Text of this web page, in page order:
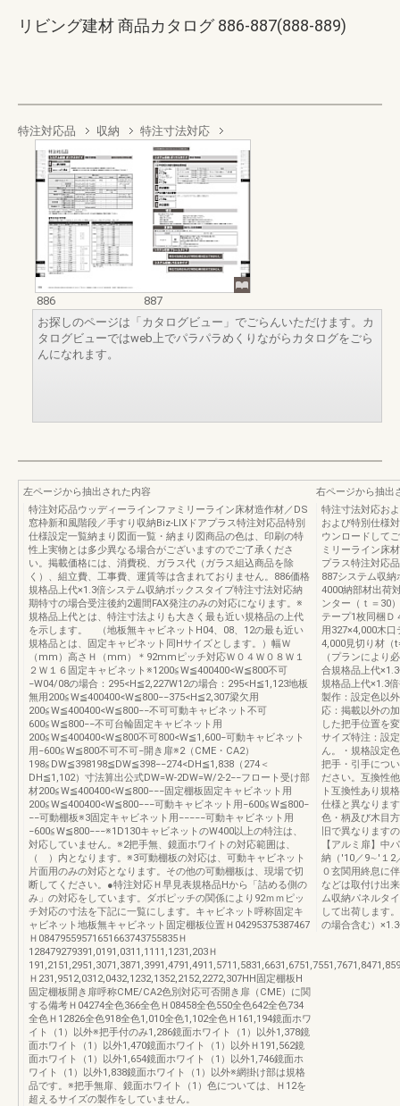
リビング建材 商品カタログ 886-887(888-889)
特注対応品 収納 特注寸法対応
886
887
お探しのページは「カタログビュー」でごらんいただけます。カ
タログビューではweb上でパラパラめくりながらカタログをごら
んになれます。
左ページから抽出された内容
特注対応品ウッディーラインファミリーライン床材造作材／DS
窓枠新和風階段／手すり収納Biz-LIXドアプラス特注対応品特別
仕様設定一覧納まり図面一覧・納まり図商品の色は、印刷の特
性上実物とは多少異なる場合がございますのでご了承くださ
い。掲載価格には、消費税、ガラス代（ガラス組込商品を除
く）、組立費、工事費、運賃等は含まれておりません。886価格
規格品上代×1.3倍システム収納ボックスタイプ特注寸法対応納
期特寸の場合受注後約2週間FAX発注のみの対応になります。※
規格品上代とは、特注寸法よりも大きく最も近い規格品の上代
を示します。 （地板無キャビネットH04、08、12の最も近い
規格品とは、固定キャビネット同Hサイズとします。）幅Ｗ
（mm）高さＨ（mm）＊92mmピッチ対応Ｗ０４Ｗ０８Ｗ１
２Ｗ１６固定キャビネット※1200≦W≦400400<W≦800不可
−W04/08の場合：295<H≦2,227W12の場合：295<H≦1,123地板
無用200≦W≦400400<W≦800−−375<H≦2,307梁欠用
200≦W≦400400<W≦800−−不可可動キャビネット不可
600≦W≦800−−不可台輪固定キャビネット用
200≦W≦400400<W≦800不可800<W≦1,600−可動キャビネット
用−600≦W≦800不可不可−開き扉※2（CME・CA2）
198≦DW≦398198≦DW≦398−−274<DH≦1,838（274＜
DH≦1,102）寸法算出公式DW=W-2DW=W/2-2−−フロート受け部
材200≦W≦400400<W≦800−−−固定棚板固定キャビネット用
200≦W≦400400<W≦800−−−可動キャビネット用−600≦W≦800−
−−可動棚板※3固定キャビネット用−−−−−可動キャビネット用
−600≦W≦800−−−※1D130キャビネットのW400以上の特注は、
対応していません。※2把手無、鏡面ホワイトの対応範囲は、
（ ）内となります。※3可動棚板の対応は、可動キャビネット
片面用のみの対応となります。その他の可動棚板は、現場で切
断してください。●特注対応Ｈ早見表規格品Hから「詰める側の
み」の対応をしています。ダボピッチの関係により92ｍｍピッ
チ対応の寸法を下記に一覧にします。キャビネット呼称固定キ
ャビネット地板無キャビネット固定棚板位置Ｈ04295375387467
Ｈ08479559571651663743755835Ｈ
128479279391,0191,0311,1111,1231,203Ｈ
Ｈ231,9512,0312,0432,1232,1352,2152,2272,307HH固定棚板H
固定棚板開き扉呼称CME/CA2色別対応可否開き扉（CME）に関
する備考Ｈ04274全色366全色Ｈ08458全色550全色642全色734
全色Ｈ12826全色918全色1,010全色1,102全色Ｈ161,194鏡面ホワ
イト（1）以外※把手付のみ1,286鏡面ホワイト（1）以外1,378鏡
面ホワイト（1）以外1,470鏡面ホワイト（1）以外Ｈ191,562鏡
面ホワイト（1）以外1,654鏡面ホワイト（1）以外1,746鏡面ホ
ワイト（1）以外1,838鏡面ホワイト（1）以外※網掛け部は規格
品です。※把手無扉、鏡面ホワイト（1）色については、Ｈ12を
超えるサイズの製作をしていません。
右ページから抽出
特注寸法対応お
および特別仕様
ウンロードして
ミリーライン床
プラス特注対応
887システム収
4000納部材出荷
ンター（ｔ＝30
テープ1枚同梱Ｄ
用327×4,000木
4,000見切り材（
（プランにより
合規格品上代
規格品上代×1.3
製作：設定色以
応：掲載以外の
した把手位置を
サイズ特注：設
ん。・規格設定
把手・引手につ
ださい。互換性
ト互換性あり規
仕様と異なりま
色・柄及び木目
旧で異なります
【アルミ扉】中
納（'10／9∼'１2
０玄関用終息に
などは取付け出
ム収納パネルタ
して出荷します
の場合含む）